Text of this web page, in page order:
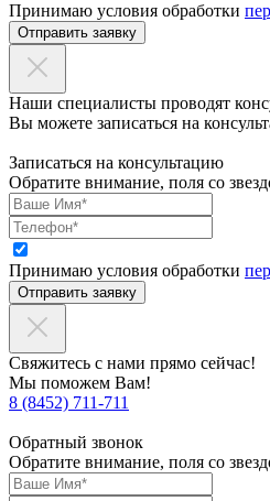
Принимаю условия обработки
Отправить заявку
Наши специалисты проводят
Вы можете записаться на
Записаться на консультацию
Обратите внимание, поля со
Принимаю условия обработки
Отправить заявку
Свяжитесь с нами прямо сейчас!
Мы поможем Вам!
8 (8452) 711-711
Обратный звонок
Обратите внимание, поля со